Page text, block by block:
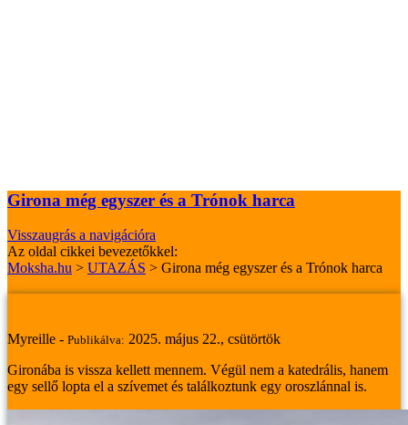
Girona még egyszer és a Trónok harca
Visszaugrás a navigációra
Az oldal cikkei bevezetőkkel:
Moksha.hu > UTAZÁS > Girona még egyszer és a Trónok harca
Myreille - Publikálva: 2025. május 22., csütörtök
Gironába is vissza kellett mennem. Végül nem a katedrális, hanem
egy sellő lopta el a szívemet és találkoztunk egy oroszlánnal is.